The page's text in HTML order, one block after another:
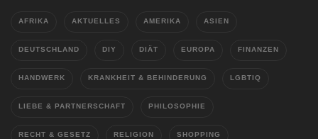
AFRIKA AKTUELLES AMERIKA ASIEN
DEUTSCHLAND DIY DIÄT EUROPA FINANZEN
HANDWERK KRANKHEIT & BEHINDERUNG LGBTIQ
LIEBE & PARTNERSCHAFT PHILOSOPHIE
RECHT & GESETZ RELIGION SHOPPING